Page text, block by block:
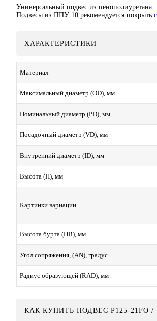
Универсальный подвес из пенополиуретана.
Подвесы из ППУ 10 рекомендуется покрыть
ХАРАКТЕРИСТИКИ
Материал
Максимальный диаметр (OD), мм
Номинальный диаметр (PD), мм
Посадочный диаметр (VD), мм
Внутренний диаметр (ID), мм
Высота (H), мм
Картинки вариации
Высота бурта (HB), мм
Угол сопряжения, (AN), градус
Радиус образующей (RAD), мм
КАК КУПИТЬ ПОДВЕС Р125-21FO /